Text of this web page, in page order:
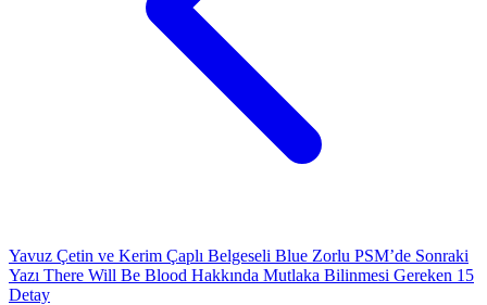
Yavuz Çetin ve Kerim Çaplı Belgeseli Blue Zorlu PSM’de Sonraki
Yazı There Will Be Blood Hakkında Mutlaka Bilinmesi Gereken 15
Detay